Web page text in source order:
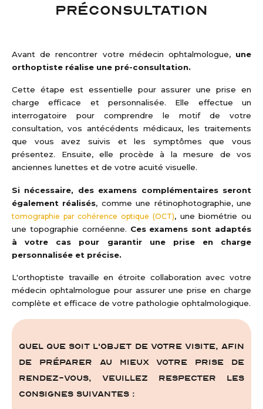
PRÉCONSULTATION
Avant de rencontrer votre médecin ophtalmologue, une
orthoptiste réalise une pré-consultation.
Cette étape est essentielle pour assurer une prise en
charge efficace et personnalisée. Elle effectue un
interrogatoire pour comprendre le motif de votre
consultation, vos antécédents médicaux, les traitements
que vous avez suivis et les symptômes que vous
présentez. Ensuite, elle procède à la mesure de vos
anciennes lunettes et de votre acuité visuelle.
Si nécessaire, des examens complémentaires seront
également réalisés, comme une rétinophotographie, une
tomographie par cohérence optique (OCT), une biométrie ou
une topographie cornéenne. Ces examens sont adaptés
à votre cas pour garantir une prise en charge
personnalisée et précise.
L'orthoptiste travaille en étroite collaboration avec votre
médecin ophtalmologue pour assurer une prise en charge
complète et efficace de votre pathologie ophtalmologique.
Quel que soit l'objet de votre visite, afin
de préparer au mieux votre prise de
rendez-vous, veuillez respecter les
consignes suivantes :